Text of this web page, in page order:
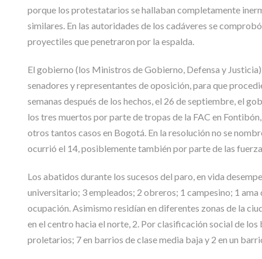
porque los protestatarios se hallaban completamente
similares. En las autoridades de los cadáveres se
proyectiles que penetraron por la espalda.
El gobierno (los Ministros de Gobierno, Defensa y
senadores y representantes de oposición, para que
semanas después de los hechos, el 26 de septiembre, el
los tres muertos por parte de tropas de la FAC en
otros tantos casos en Bogotá. En la resolución no se
ocurrió el 14, posiblemente también por parte de las
Los abatidos durante los sucesos del paro, en vida
universitario; 3 empleados; 2 obreros; 1 campesino; 1
ocupación. Asimismo residían en diferentes zonas de la
en el centro hacia el norte, 2. Por clasificación social de
proletarios; 7 en barrios de clase media baja y 2 en un